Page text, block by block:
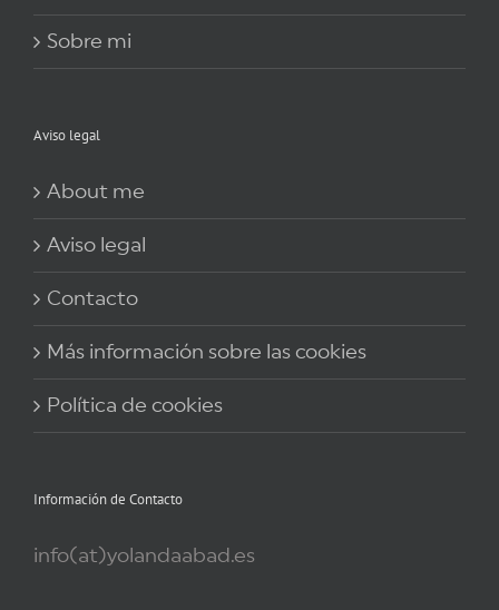
Sobre mi
Aviso legal
About me
Aviso legal
Contacto
Más información sobre las cookies
Política de cookies
Información de Contacto
info(at)yolandaabad.es